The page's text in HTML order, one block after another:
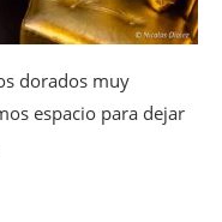
dorados muy
espacio para dejar